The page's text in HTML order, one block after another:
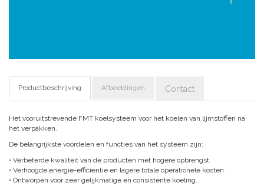
Productbeschrijving Afbeeldingen Contact
Het vooruitstrevende FMT koelsysteem voor het koelen van lijmstoffen na
het verpakken.
De belangrijkste voordelen en functies van het systeem zijn:
• Verbeterde kwaliteit van de producten met hogere opbrengst.
• Verhoogde energie-efficiëntie en lagere totale operationele kosten.
• Ontworpen voor zeer gelijkmatige en consistente koeling.